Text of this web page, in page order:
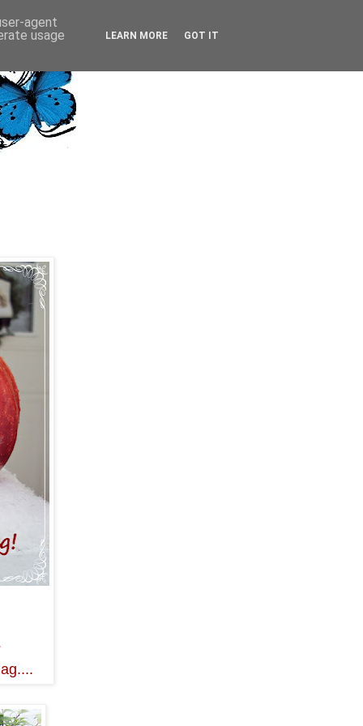
agent
usage
LEARN MORE GOT IT